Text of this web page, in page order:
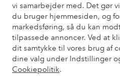
vi samarbejder med. Det gør
du bruger hjemmesiden, og
markedsføring, så du kan
tilpassede annoncer. Ved at
dit samtykke til vores brug af
dine valg under Indstillinger
Cookiepolitik.
Om Ellos
Vores tjenester